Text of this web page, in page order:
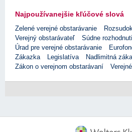
Najpoužívanejšie kľúčové slová
Zelené verejné obstarávanie
Verejný obstarávateľ
Súdne
Úrad pre verejné obstarávanie
Zákazka
Legislatíva Nadlimitná
Zákon o verejnom obstarávaní